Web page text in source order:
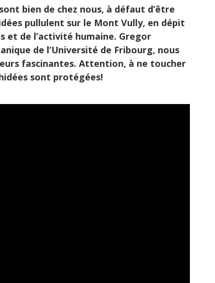
bien de chez nous, à défaut d’être
pullulent sur le Mont Vully, en dépit
et de l’activité humaine. Gregor
de l’Université de Fribourg, nous
fascinantes. Attention, à ne toucher
sont protégées!